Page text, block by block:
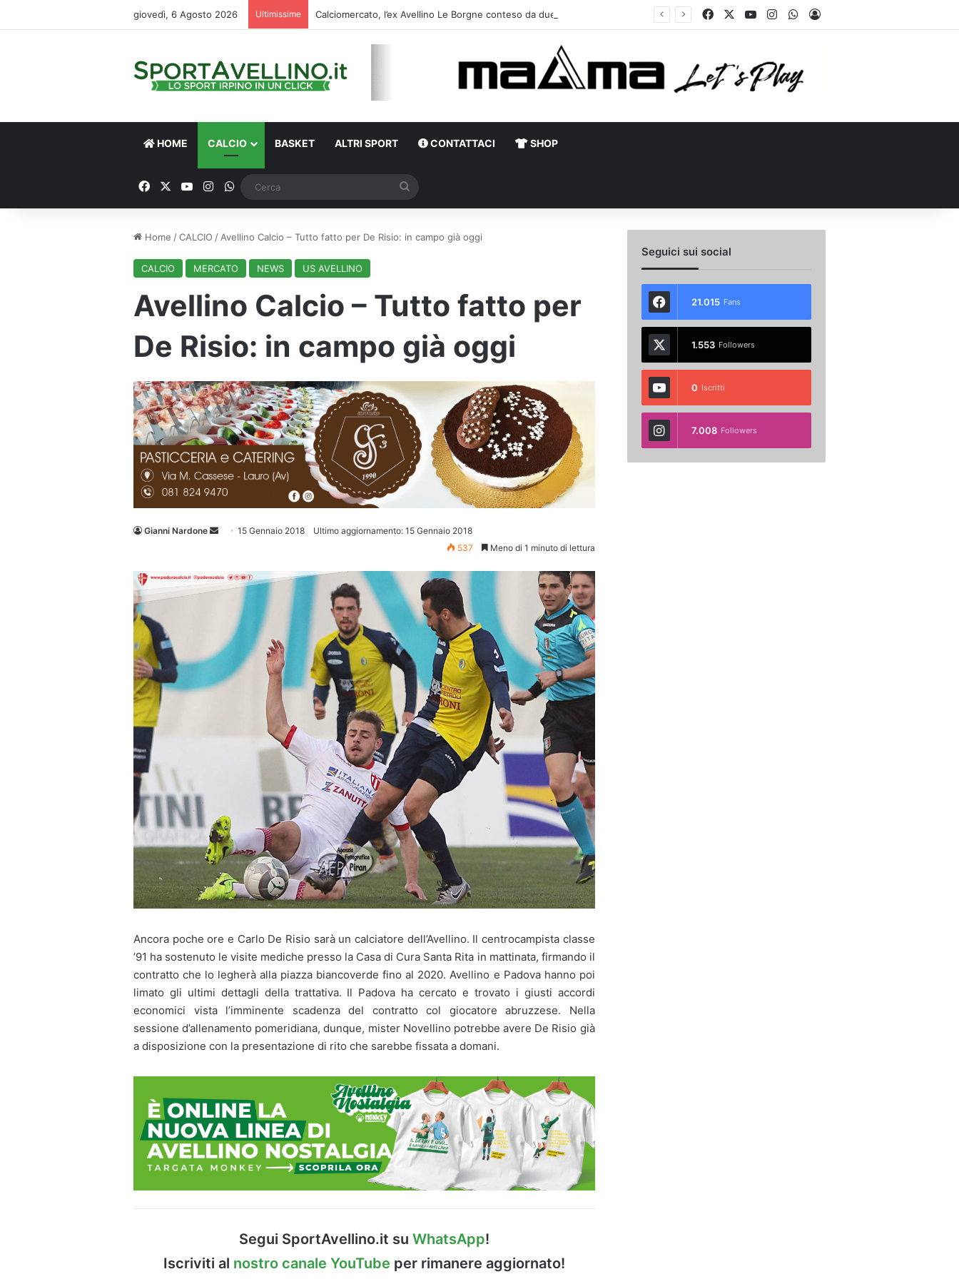
giovedì, 6 Agosto 2026 Ultimissime FacebookYou TubeInstagramWhatsApp
Accedi
HOME CALCIO BASKET ALTRI SPORT CONTATTACI SHOP
FacebookYou TubeInstagram
WhatsApp
Home /CALCIO / Avellino Calcio – Tutto fatto per De Risio: in campo già oggi
CALCIO MERCATO NEWS US AVELLINO
Avellino Calcio – Tutto fatto per
De Risio: in campo già oggi
Gianni Nardone
Invia 15 Gennaio 2018
Ultimo aggiornamento: 15 Gennaio 2018
537
Meno di 1 minuto di lettura
Ancora poche ore e Carlo De Risio sarà un calciatore dell’Avellino. Il centrocampista classe
’91 ha sostenuto le visite mediche presso la Casa di Cura Santa Rita in mattinata, firmando il
contratto che lo legherà alla piazza biancoverde fino al 2020. Avellino e Padova hanno poi
limato gli ultimi dettagli della trattativa. Il Padova ha cercato e trovato i giusti accordi
economici vista l’imminente scadenza del contratto col giocatore abruzzese. Nella
sessione d’allenamento pomeridiana, dunque, mister Novellino potrebbe avere De Risio già
a disposizione con la presentazione di rito che sarebbe fissata a domani.
Segui SportAvellino.it su WhatsApp!
Iscriviti al nostro canale YouTube per rimanere aggiornato!
Seguici sui social
21.015 Fans
1.553 Followers
0 Iscritti
7.008 Followers